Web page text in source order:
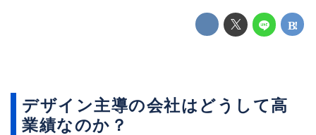
デザイン主導の会社はどうして高
業績なのか？